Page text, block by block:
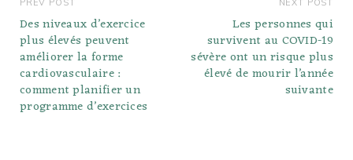
PREV POST
Des niveaux d’exercice
plus élevés peuvent
améliorer la forme
cardiovasculaire :
comment planifier un
programme d’exercices
NEXT POST
Les personnes qui
survivent au COVID-19
sévère ont un risque plus
élevé de mourir l’année
suivante